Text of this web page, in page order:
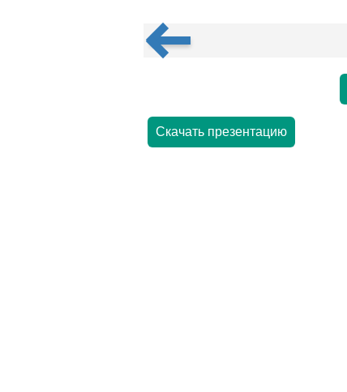
Скачать презентацию